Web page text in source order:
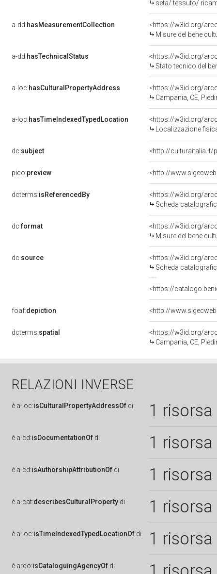
seta/ tessuto/
a-dd:hasMeasurementCollection
<https://w3id.org/
Misure del bene
a-dd:hasTechnicalStatus
<https://w3id.org/
Stato tecnico del
a-loc:hasCulturalPropertyAddress
<https://w3id.org/
Campania, CE,
a-loc:hasTimeIndexedTypedLocation
<https://w3id.org/
Localizzazione
dc:subject <http://culturaitalia.it/
pico:preview
dcterms:isReferencedBy
<https://w3id.org/
Scheda
dc:format
<https://w3id.org/
Misure del bene
dc:source
<https://w3id.org/
Scheda
<https://
foaf:depiction
dcterms:spatial
<https://w3id.org/
Campania, CE,
RELAZIONI INVERSE
è a-loc:isCulturalPropertyAddressOf di 1 risorsa
è a-cd:isDocumentationOf di 1 risorsa
è a-cd:isAuthorshipAttributionOf di 1 risorsa
è a-cat:describesCulturalProperty di 1 risorsa
è a-loc:isTimeIndexedTypedLocationOf di 1 risorsa
è arco:isCataloguingAgencyOf di